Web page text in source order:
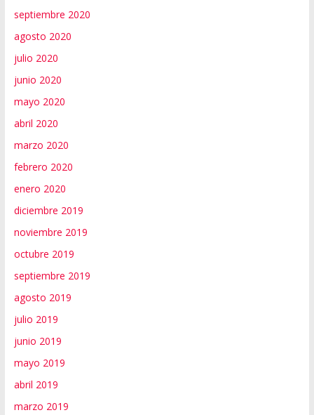
septiembre 2020
agosto 2020
julio 2020
junio 2020
mayo 2020
abril 2020
marzo 2020
febrero 2020
enero 2020
diciembre 2019
noviembre 2019
octubre 2019
septiembre 2019
agosto 2019
julio 2019
junio 2019
mayo 2019
abril 2019
marzo 2019